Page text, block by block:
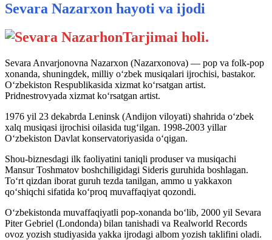
Sevara Nazarxon hayoti va ijodi
Tarjimai holi.
Sevara Anvarjonovna Nazarxon (Nazarxonova) — pop va folk-pop
xonanda, shuningdek, milliy o‘zbek musiqalari ijrochisi, bastakor.
O‘zbekiston Respublikasida xizmat ko‘rsatgan artist.
Pridnestrovyada xizmat ko‘rsatgan artist.
1976 yil 23 dekabrda Leninsk (Andijon viloyati) shahrida o‘zbek
xalq musiqasi ijrochisi oilasida tug‘ilgan. 1998-2003 yillar
O‘zbekiston Davlat konservatoriyasida o‘qigan.
Shou-biznesdagi ilk faoliyatini taniqli produser va musiqachi
Mansur Toshmatov boshchiligidagi Sideris guruhida boshlagan.
To‘rt qizdan iborat guruh tezda tanilgan, ammo u yakkaxon
qo‘shiqchi sifatida ko‘proq muvaffaqiyat qozondi.
O‘zbekistonda muvaffaqiyatli pop-xonanda bo‘lib, 2000 yil Sevara
Piter Gebriel (Londonda) bilan tanishadi va Realworld Records
ovoz yozish studiyasida yakka ijrodagi albom yozish taklifini oladi.